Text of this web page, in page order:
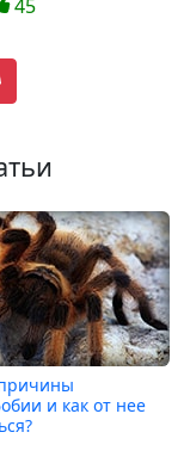
45
и как от нее